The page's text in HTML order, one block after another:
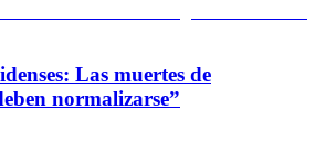
Las muertes de
normalizarse”